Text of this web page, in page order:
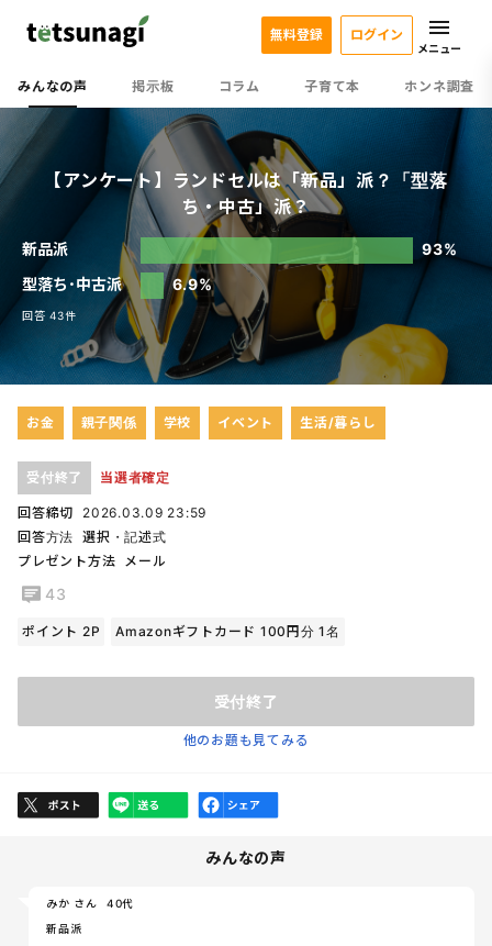
みんなの声 掲示板 コラム 子育て本 ホンネ調査
無料登録 ログイン
メニュー
【アンケート】ランドセルは「新品」派？「型落
ち・中古」派？
新品派
93%
型落ち･中古派
6.9%
回答 43件
お金 親子関係 学校 イベント 生活/暮らし
受付終了 当選者確定
回答締切
2026.03.09 23:59
回答方法 選択・記述式
プレゼント方法
メール
43
ポイント 2P Amazonギフトカード 100円分 1名
受付終了
他のお題も見てみる
みんなの声
みか さん
40代
新品派